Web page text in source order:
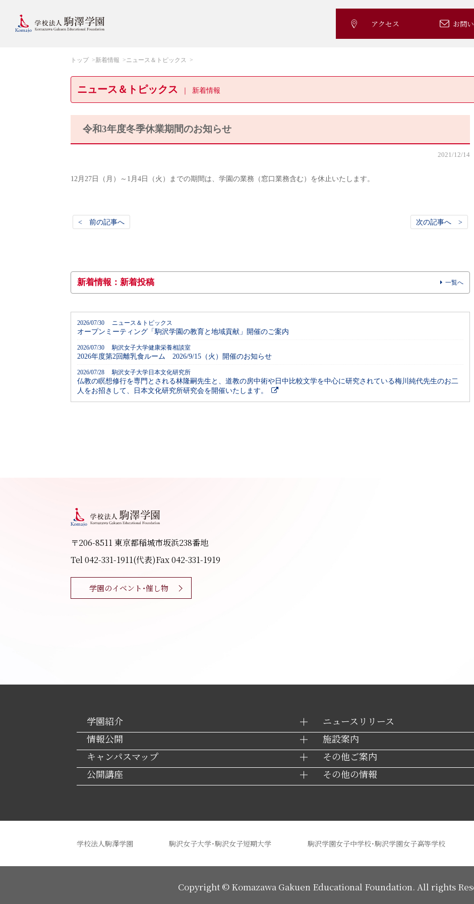
アクセス お問
トップ 新着情報 ニュース＆トピックス
ニュース＆トピックス 新着情報
令和3年度冬季休業期間のお知らせ
2021/12/14
12月27日（月）～1月4日（火）までの期間は、学園の業務（窓口業務含む）を休止いたします。
< 前の記事へ 次の記事へ >
新着情報：新着投稿 一覧へ
2026/07/30 ニュース＆トピックス
オープンミーティング「駒沢学園の教育と地域貢献」開催のご案内
2026/07/30 駒沢女子大学健康栄養相談室
2026年度第2回離乳食ルーム 2026/9/15（火）開催のお知らせ
2026/07/28 駒沢女子大学日本文化研究所
仏教の瞑想修行を専門とされる林隆嗣先生と、道教の房中術や日中比較文学を中心に研究されている梅川純代先生のお二
人をお招きして、日本文化研究所研究会を開催いたします。
〒206-8511 東京都稲城市坂浜238番地
Tel 042-331-1911(代表)Fax 042-331-1919
学園のイベント・催し物
学園紹介
ニュースリリース
情報公開
施設案内
キャンパスマップ
その他ご案内
公開講座
その他の情報
学校法人駒澤学園 駒沢女子大学・駒沢女子短期大学 駒沢学園女子中学校・駒沢学園女子高等学校
Copyright © Komazawa Gakuen Educational Foundation. All rights